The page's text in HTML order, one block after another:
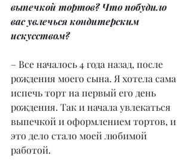
выпечкой тортов? Что побудило
вас увлечься кондитерским
искусством?
– Все началось 4 года назад, после
рождения моего сына. Я хотела сама
испечь торт на первый его день
рождения. Так и начала увлекаться
выпечкой и оформлением тортов, и
это дело стало моей любимой
работой.